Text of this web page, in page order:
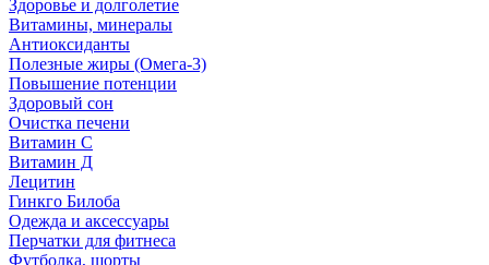
Здоровье и долголетие
Витамины, минералы
Антиоксиданты
Полезные жиры (Омега-3)
Повышение потенции
Здоровый сон
Очистка печени
Витамин С
Витамин Д
Лецитин
Гинкго Билоба
Одежда и аксессуары
Перчатки для фитнеса
Футболка, шорты